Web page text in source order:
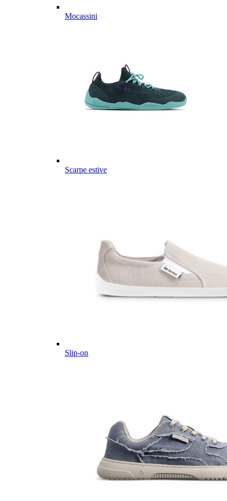
Mocassini
Scarpe estive
Slip-on